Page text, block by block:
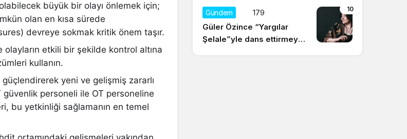
büyük bir olayı önlemek için;
olan en kısa sürede
devreye sokmak kritik önem taşır.
etkili bir şekilde kontrol altına
kullanın.
yeni ve gelişmiş zararlı
güvenlik personeli ile OT personeline
bu yetkinliği sağlamanın en temel
10
Gündem 179
Güler Özince “Yargılar
Şelale”yle dans ettirmeye